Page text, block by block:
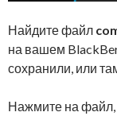
Найдите файл
на вашем
сохранили, или
Нажмите на файл,